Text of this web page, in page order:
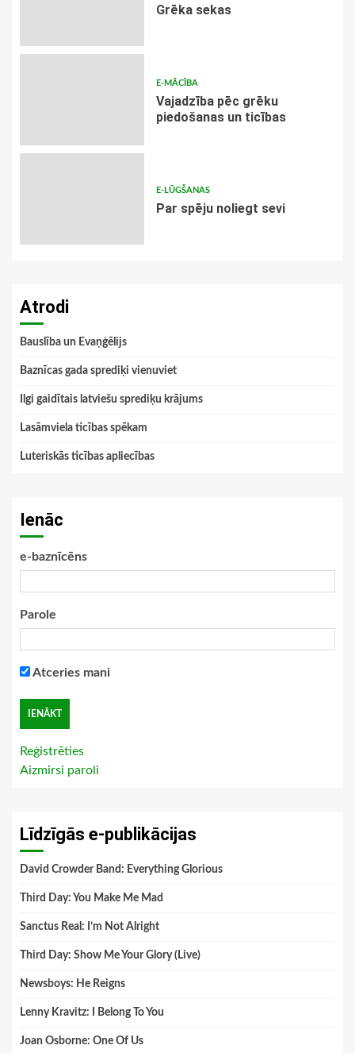
Grēka sekas
E-MĀCĪBA
Vajadzība pēc grēku
piedošanas un ticības
E-LŪGŠANAS
Par spēju noliegt sevi
Atrodi
Bauslība un Evaņģēlijs
Baznīcas gada sprediķi vienuviet
Ilgi gaidītais latviešu sprediķu krājums
Lasāmviela ticības spēkam
Luteriskās ticības apliecības
Ienāc
e-baznīcēns
Parole
Atceries mani
Reģistrēties
Aizmirsi paroli
Līdzīgās e-publikācijas
David Crowder Band: Everything Glorious
Third Day: You Make Me Mad
Sanctus Real: I’m Not Alright
Third Day: Show Me Your Glory (Live)
Newsboys: He Reigns
Lenny Kravitz: I Belong To You
Joan Osborne: One Of Us